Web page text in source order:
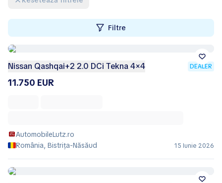
Filtre
Nissan Qashqai+2 2.0 DCi Tekna 4×4 DEALER
11.750 EUR
AutomobileLutz.ro
România, Bistrița-Năsăud
15 Iunie 2026